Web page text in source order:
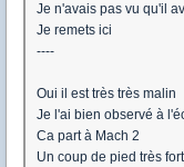
Je n'avais pas vu qu'il
Je remets ici
----
Oui il est très très malin
Je l'ai bien observé à
Ca part à Mach 2
Un coup de pied très